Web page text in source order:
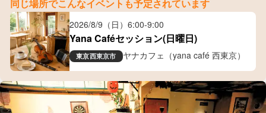
同じ場所でこんなイベントも予定されています
2026/8/9（日） 6:00-9:00
Yana Caféセッション(日曜日)
東京西東京市 ヤナカフェ（yana café 西東京）